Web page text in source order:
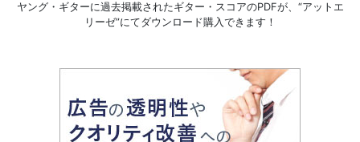
ヤング・ギターに過去掲載されたギター・スコアのPDFが、 “アットエ
リーゼ”にてダウンロード購入できます！